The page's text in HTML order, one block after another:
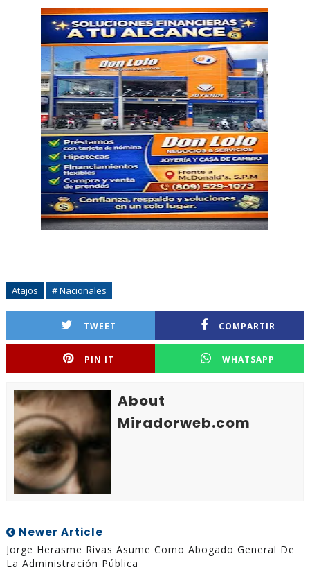
Atajos # Nacionales
TWEET COMPARTIR
PIN IT WHATSAPP
About
Miradorweb.com
Newer Article
Jorge Herasme Rivas Asume Como Abogado General De
La Administración Pública